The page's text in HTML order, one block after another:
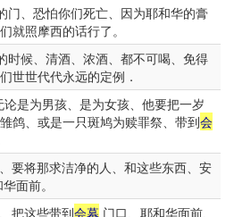
门、恐怕你们死亡、因为耶和华的膏
就照摩西的话行了。
时候、清酒、浓酒、都不可喝、免得
世世代代永远的定例．
是为男孩、是为女孩、他要把一岁
鸽、或是一只斑鸠为赎罪祭、带到会
要将那求洁净的人、和这些东西、安
面前。
把这些带到会幕 门口、耶和华面前、